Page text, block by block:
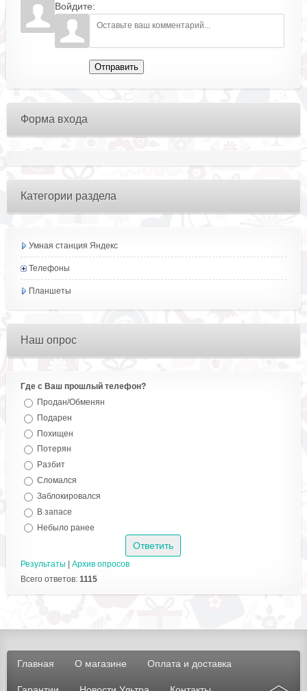
Войдите:
Отправить
Форма входа
Категории раздела
Умная станция Яндекс
Телефоны
Планшеты
Наш опрос
Где с Ваш прошлый телефон?
Продан/Обменян
Подарен
Похищен
Потерян
Разбит
Сломался
Заблокировался
В запасе
Небыло ранее
Результаты
Архив опросов
Всего ответов: 1115
Главная О магазине Оплата и доставка